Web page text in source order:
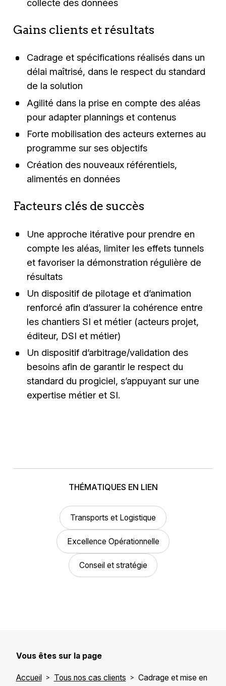
collecte des données
Gains clients et résultats
Cadrage et spécifications réalisés dans un
délai maîtrisé, dans le respect du standard
de la solution
Agilité dans la prise en compte des aléas
pour adapter plannings et contenus
Forte mobilisation des acteurs externes au
programme sur ses objectifs
Création des nouveaux référentiels,
alimentés en données
Facteurs clés de succès
Une approche itérative pour prendre en
compte les aléas, limiter les effets tunnels
et favoriser la démonstration régulière de
résultats
Un dispositif de pilotage et d’animation
renforcé afin d’assurer la cohérence entre
les chantiers SI et métier (acteurs projet,
éditeur, DSI et métier)
Un dispositif d’arbitrage/validation des
besoins afin de garantir le respect du
standard du progiciel, s’appuyant sur une
expertise métier et SI.
THÉMATIQUES EN LIEN
Transports et Logistique
Excellence Opérationnelle
Conseil et stratégie
Vous êtes sur la page
Accueil Tous nos cas clients
Cadrage et mise en